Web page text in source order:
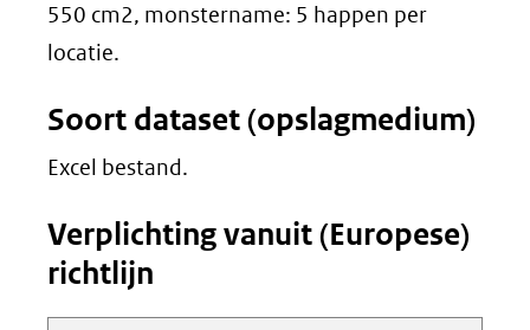
550 cm2, monstername: 5 happen per
locatie.
Soort dataset (opslagmedium)
Excel bestand.
Verplichting vanuit (Europese)
richtlijn